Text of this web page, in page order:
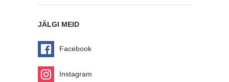
JÄLGI MEID
Facebook
Instagram